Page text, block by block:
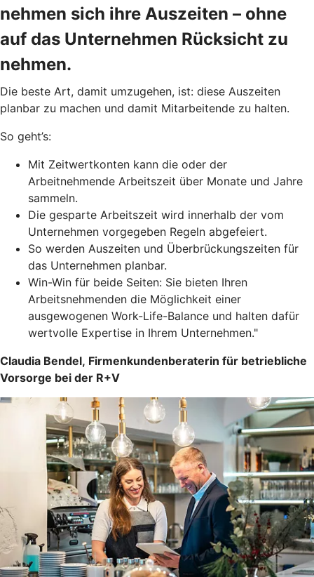
nehmen sich ihre Auszeiten – ohne
auf das Unternehmen Rücksicht zu
nehmen.
Die beste Art, damit umzugehen, ist: diese Auszeiten
planbar zu machen und damit Mitarbeitende zu halten.
So geht’s:
Mit Zeitwertkonten kann die oder der
Arbeitnehmende Arbeitszeit über Monate und Jahre
sammeln.
Die gesparte Arbeitszeit wird innerhalb der vom
Unternehmen vorgegeben Regeln abgefeiert.
So werden Auszeiten und Überbrückungszeiten für
das Unternehmen planbar.
Win-Win für beide Seiten: Sie bieten Ihren
Arbeitsnehmenden die Möglichkeit einer
ausgewogenen Work-Life-Balance und halten dafür
wertvolle Expertise in Ihrem Unternehmen."
Claudia Bendel, Firmenkundenberaterin für betriebliche
Vorsorge bei der R+V